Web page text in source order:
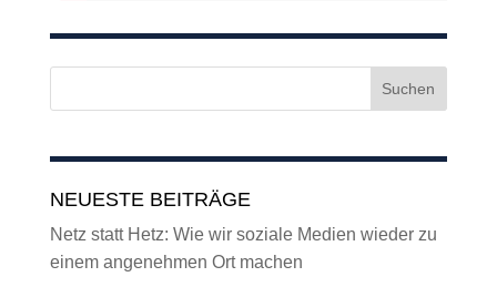
NEUESTE BEITRÄGE
Netz statt Hetz: Wie wir soziale Medien wieder zu
einem angenehmen Ort machen